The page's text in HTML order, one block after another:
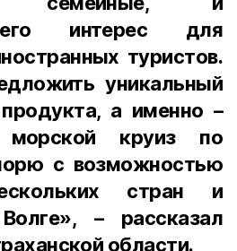
интерес для
туристов.
уникальный
а именно –
морской круиз по
с возможностью
стран и
– рассказал
области.